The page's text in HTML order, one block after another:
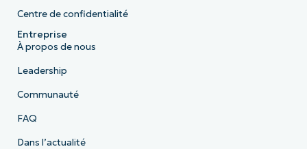
Centre de confidentialité
Entreprise
À propos de nous
Leadership
Communauté
FAQ
Dans l’actualité